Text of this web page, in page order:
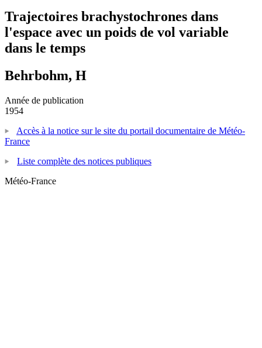
Trajectoires brachystochrones dans
l'espace avec un poids de vol variable
dans le temps
Behrbohm, H
Année de publication
1954
Accès à la notice sur le site du portail documentaire de Météo-
France
Liste complète des notices publiques
Météo-France